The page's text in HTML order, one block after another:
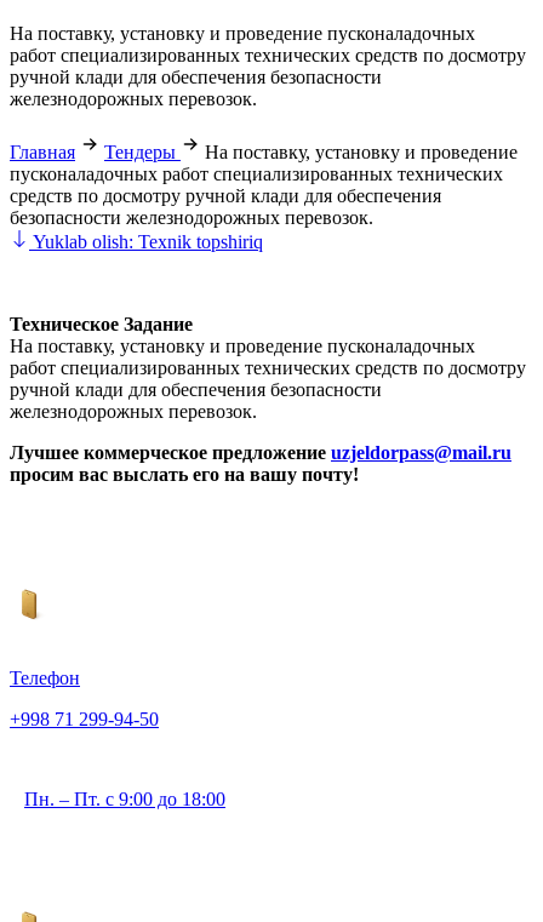
На поставку, установку и проведение пусконаладочных
работ специализированных технических средств по досмотру
ручной клади для обеспечения безопасности
железнодорожных перевозок.
Главная Тендеры
На поставку, установку и проведение
пусконаладочных работ специализированных технических
средств по досмотру ручной клади для обеспечения
безопасности железнодорожных перевозок.
Yuklab olish: Texnik topshiriq
Техническое Задание
На поставку, установку и проведение пусконаладочных
работ специализированных технических средств по досмотру
ручной клади для обеспечения безопасности
железнодорожных перевозок.
Лучшее коммерческое предложение uzjeldorpass@mail.ru
просим вас выслать его на вашу почту!
Телефон
+998 71 299-94-50
Пн. – Пт. с 9:00 до 18:00